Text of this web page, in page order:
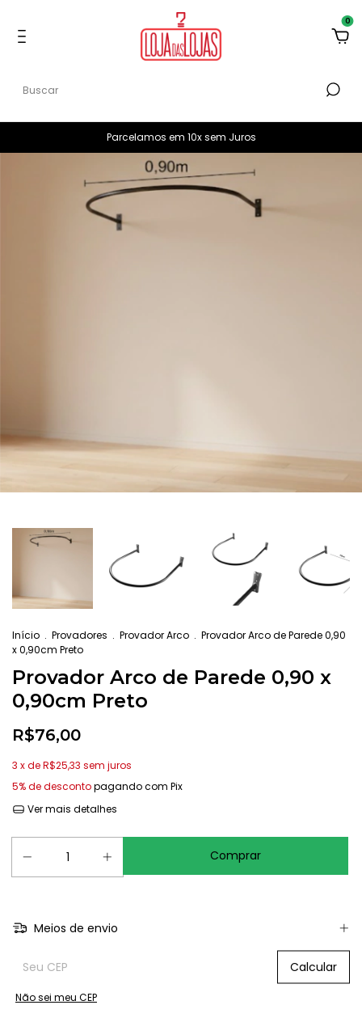
0
Parcelamos em 10x sem Juros
Início . Provadores . Provador Arco . Provador Arco de Parede 0,90
x 0,90cm Preto
Provador Arco de Parede 0,90 x
0,90cm Preto
R$76,00
3 x deR$25,33 sem juros
5% de descontopagando com Pix
Ver mais detalhes
Meios de envio
Calcular
Não sei meu CEP